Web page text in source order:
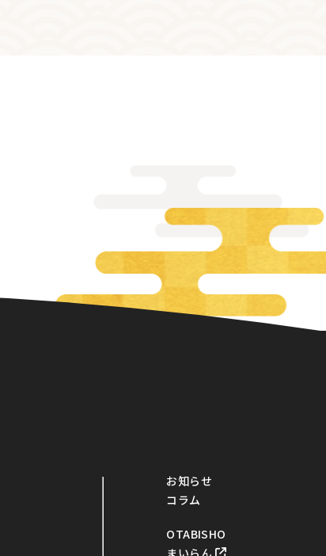
お知らせ
コラム
OTABISHO
まいらん